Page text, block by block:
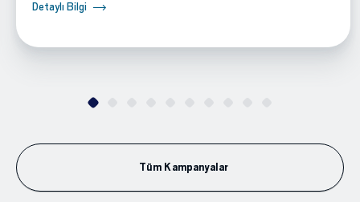
Detaylı Bilgi
Tüm Kampanyalar